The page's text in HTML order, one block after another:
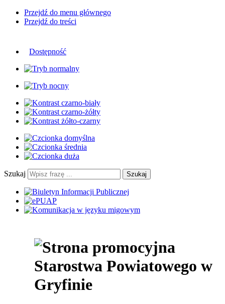
Przejdź do menu głównego
Przejdź do treści
Dostępność
Szukaj Szukaj